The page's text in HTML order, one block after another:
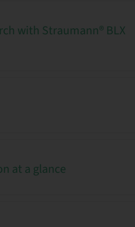
with Straumann® BLX
at a glance